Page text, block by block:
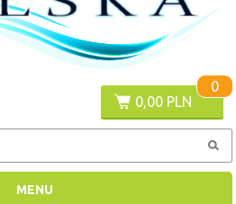
0,00 PLN
0
MENU